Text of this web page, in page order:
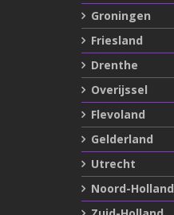
Groningen
Friesland
Drenthe
Overijssel
Flevoland
Gelderland
Utrecht
Noord-Holland